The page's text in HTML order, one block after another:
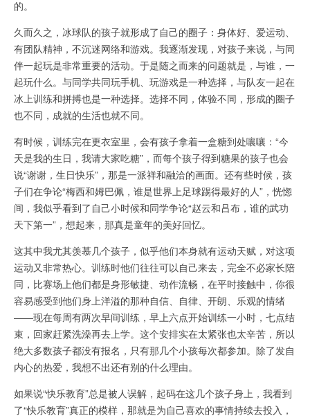
的。
久而久之，冰球队的孩子就形成了自己的圈子：身体好、爱运动、
有团队精神，不沉迷网络和游戏。我逐渐发现，对孩子来说，与同
伴一起玩是非常重要的活动。于是随之而来的问题就是，与谁，一
起玩什么。与同学共同玩手机、玩游戏是一种选择，与队友一起在
冰上训练和拼搏也是一种选择。选择不同，体验不同，形成的圈子
也不同，成就的生活也就不同。
有时候，训练完在更衣室里，会有孩子拿着一盒糖到处嚷嚷：“今
天是我的生日，我请大家吃糖”，而每个孩子得到糖果的孩子也会
说“谢谢，生日快乐”，那是一派祥和融洽的画面。还有些时候，孩
子们在争论“梅西和姆巴佩，谁是世界上足球踢得最好的人”，恍惚
间，我似乎看到了自己小时候和同学争论“赵云和吕布，谁的武功
天下第一”，想起来，那真是童年的美好回忆。
这其中我尤其羡慕几个孩子，似乎他们本身就有运动天赋，对这项
运动又非常热心。训练时他们往往可以自己来去，完全不必家长陪
同，比赛场上他们都是身形敏捷、动作流畅，在平时接触中，你很
容易感受到他们身上洋溢的那种自信、自律、开朗、乐观的情绪
——现在每周有两次早间训练，早上六点开始训练一小时，七点结
束，回家赶紧洗澡再去上学。这个安排实在太紧张也太辛苦，所以
绝大多数孩子都没有报名，只有那几个小孩每次都参加。除了发自
内心的热爱，我想不出还有别的什么理由。
如果说“快乐教育”总是被人误解，起码在这几个孩子身上，我看到
了“快乐教育”真正的模样，那就是为自己喜欢的事情持续去投入，